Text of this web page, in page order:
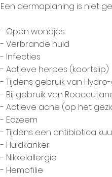
Een dermaplaning is niet
- Open wondjes
- Verbrande huid
- Infecties
- Actieve herpes (koortslip)
- Tijdens gebruik van
- Bij gebruik van
- Actieve acne (op het
- Eczeem
- Tijdens een antibiotica
- Huidkanker
- Nikkelallergie
- Hemofilie